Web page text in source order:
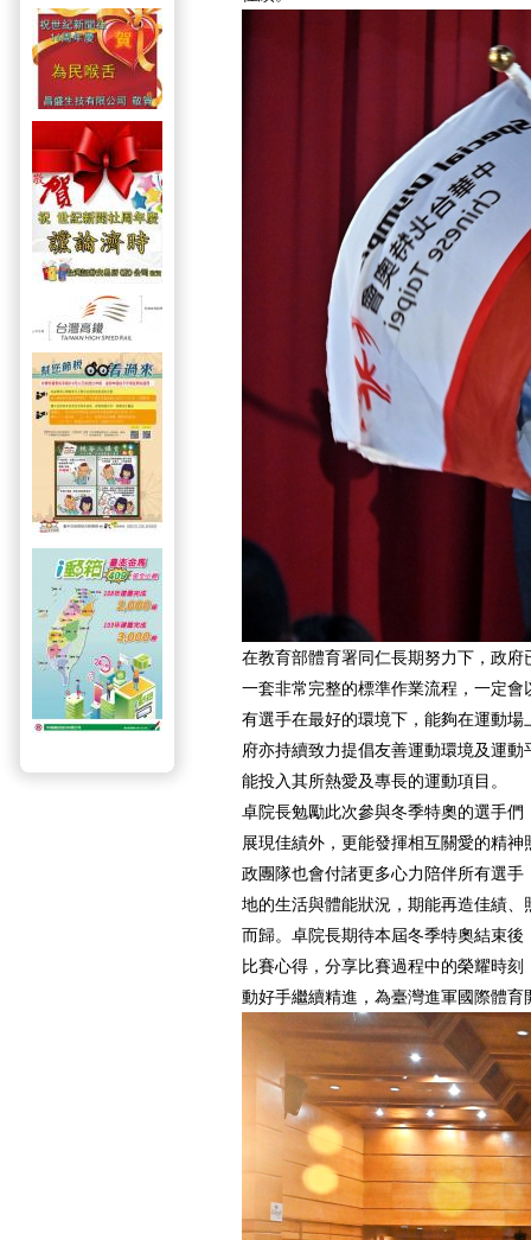
在教育部體育署同仁長期努力下，政
一套非常完整的標準作業流程，一定
有選手在最好的環境下，能夠在運動
府亦持續致力提倡友善運動環境及運
能投入其所熱愛及專長的運動項目。
卓院長勉勵此次參與冬季特奧的選手
展現佳績外，更能發揮相互關愛的精
政團隊也會付諸更多心力陪伴所有選
地的生活與體能狀況，期能再造佳績
而歸。卓院長期待本屆冬季特奧結束
比賽心得，分享比賽過程中的榮耀時
動好手繼續精進，為臺灣進軍國際體育